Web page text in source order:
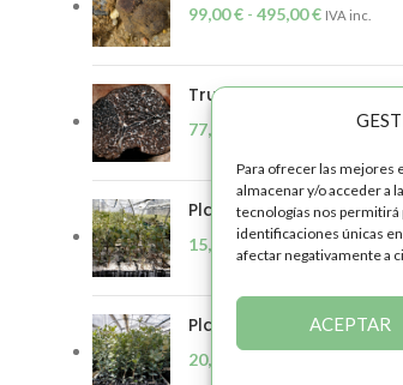
Para ofrecer las mejores
almacenar y/o acceder a
tecnologías nos permitirá
identificaciones únicas
afectar negativamente a
ACEPTAR
99,00€ - 495,00€ IVA inc.
Trufa Fresca de Soria
77,00 IVA inc.
Plantón Encina (1 savia)
15,00 €-600,00€
Plantón Encina (2 savias)
20,00